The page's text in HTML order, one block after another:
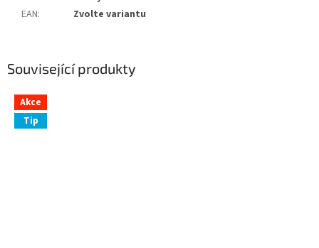
Související produkty
Akce
Tip
EAN: Zvolte variantu